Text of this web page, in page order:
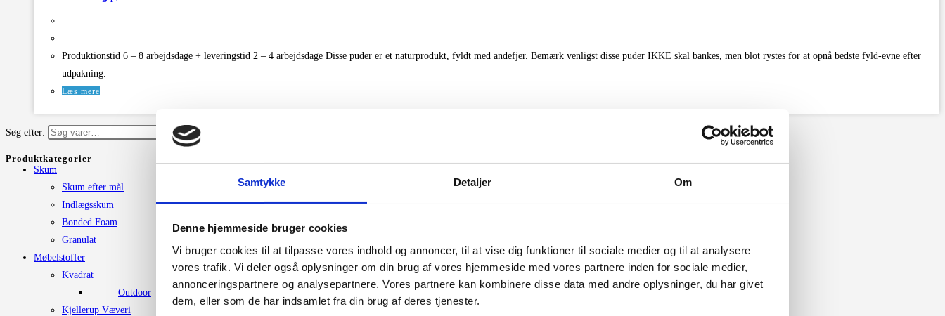
Samtykke Detaljer Om
Denne hjemmeside bruger cookies
Vi bruger cookies til at tilpasse vores indhold og annoncer, til at vise dig funktioner til sociale medier og til at analysere
vores trafik. Vi deler også oplysninger om din brug af vores hjemmeside med vores partnere inden for sociale medier,
annonceringspartnere og analysepartnere. Vores partnere kan kombinere disse data med andre oplysninger, du har givet
dem, eller som de har indsamlet fra din brug af deres tjenester.
Produktionstid 6 – 8 arbejdsdage + leveringstid 2 – 4 arbejdsdage Disse puder er et naturprodukt, fyldt med andefjer. Bemærk venligst disse puder IKKE skal bankes, men blot rystes for at opnå bedste fyld-evne efter
udpakning.
Læs mere
Søg efter: Søg
Produktkategorier
Skum
Skum efter mål
Indlægsskum
Bonded Foam
Granulat
Møbelstoffer
Kvadrat
Outdoor
Kjellerup Væveri